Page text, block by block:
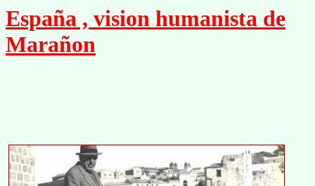
España , vision humanista de
Marañon